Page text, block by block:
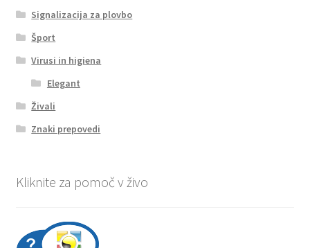
Signalizacija za plovbo
Šport
Virusi in higiena
Elegant
Živali
Znaki prepovedi
Kliknite za pomoč v živo